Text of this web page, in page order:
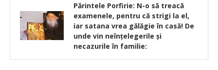
Părintele Porfirie: N-o să treacă
examenele, pentru că strigi la el,
iar satana vrea gălăgie în casă! De
unde vin neînțelegerile și
necazurile în familie: